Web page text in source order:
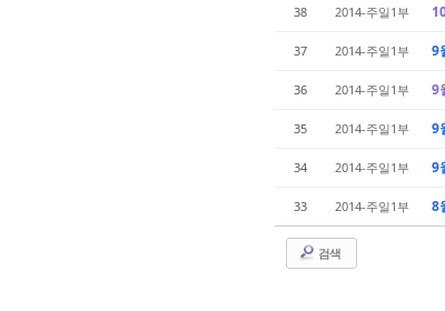
38 2014-주일1부
37 2014-주일1부 9
36 2014-주일1부 9
35 2014-주일1부 9
34 2014-주일1부 9
33 2014-주일1부 8
검색